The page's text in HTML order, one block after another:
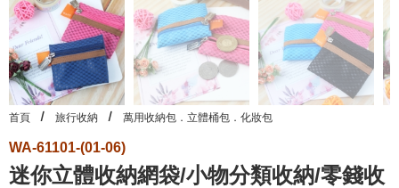
首頁 旅行收納 萬用收納包．立體桶包．化妝包
WA-61101-(01-06)
迷你立體收納網袋/小物分類收納/零錢收